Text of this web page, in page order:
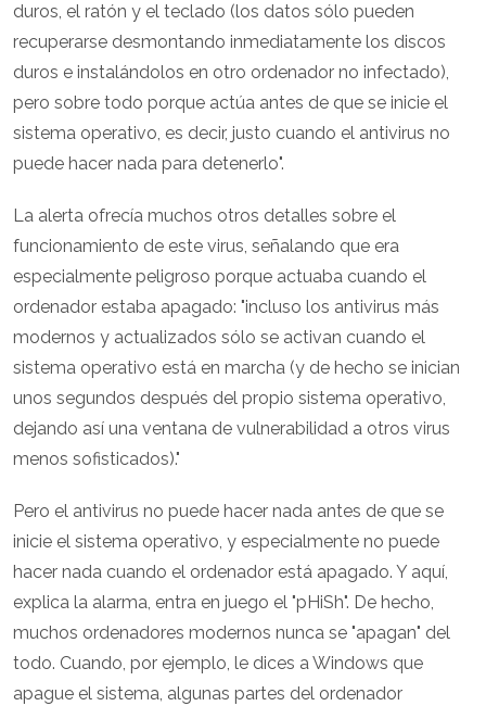
duros, el ratón y el teclado (los datos sólo pueden
recuperarse desmontando inmediatamente los discos
duros e instalándolos en otro ordenador no infectado),
pero sobre todo porque actúa antes de que se inicie el
sistema operativo, es decir, justo cuando el antivirus no
puede hacer nada para detenerlo".
La alerta ofrecía muchos otros detalles sobre el
funcionamiento de este virus, señalando que era
especialmente peligroso porque actuaba cuando el
ordenador estaba apagado: "incluso los antivirus más
modernos y actualizados sólo se activan cuando el
sistema operativo está en marcha (y de hecho se inician
unos segundos después del propio sistema operativo,
dejando así una ventana de vulnerabilidad a otros virus
menos sofisticados)."
Pero el antivirus no puede hacer nada antes de que se
inicie el sistema operativo, y especialmente no puede
hacer nada cuando el ordenador está apagado. Y aquí,
explica la alarma, entra en juego el "pHiSh". De hecho,
muchos ordenadores modernos nunca se "apagan" del
todo. Cuando, por ejemplo, le dices a Windows que
apague el sistema, algunas partes del ordenador